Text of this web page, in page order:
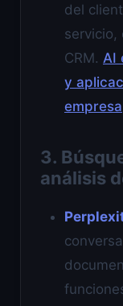
del
servicio,
CRM. AI
y
empresa
3.
análisis